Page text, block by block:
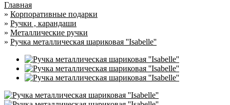
Главная
» Корпоративные подарки
» Ручки , карандаши
» Металлические ручки
» Ручка металлическая шариковая ''Isabelle''